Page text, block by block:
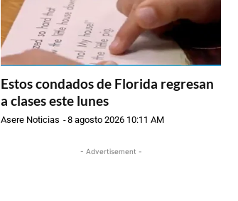
Estos condados de Florida regresan
a clases este lunes
Asere Noticias -8 agosto 2026 10:11 AM
- Advertisement -